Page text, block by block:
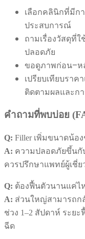
เลือกคลินิกที่มีก
ประสบการณ์
ถามเรื่องวัสดุที่
ปลอดภัย
ขอดูภาพก่อน–ห
เปรียบเทียบราค
ติดตามผลและก
คำถามที่พบบ่อย
Q: Filler เพิ่มขนาดน้อ
A: ความปลอดภัยขึ้นกั
ควรปรึกษาแพทย์ผู้เชี่
Q: ต้องฟื้นตัวนานแค่ไ
A: ส่วนใหญ่สามารถก
ช่วง 1–2 สัปดาห์ ระย
ฉีด